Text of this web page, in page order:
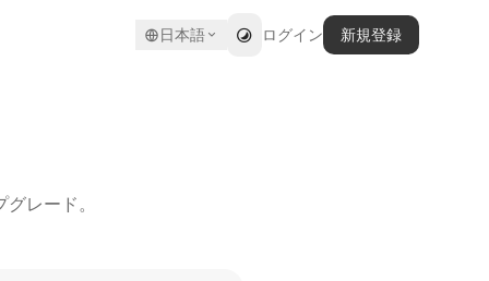
日本語 ログイン 新規登録
レード。